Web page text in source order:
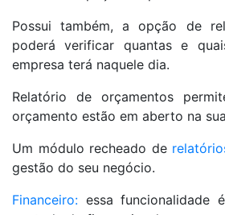
Possui também, a opção de
poderá verificar quantas e
empresa terá naquele dia.
Relatório de orçamentos
orçamento estão em aberto na
Um módulo recheado de
gestão do seu negócio.
Financeiro: essa